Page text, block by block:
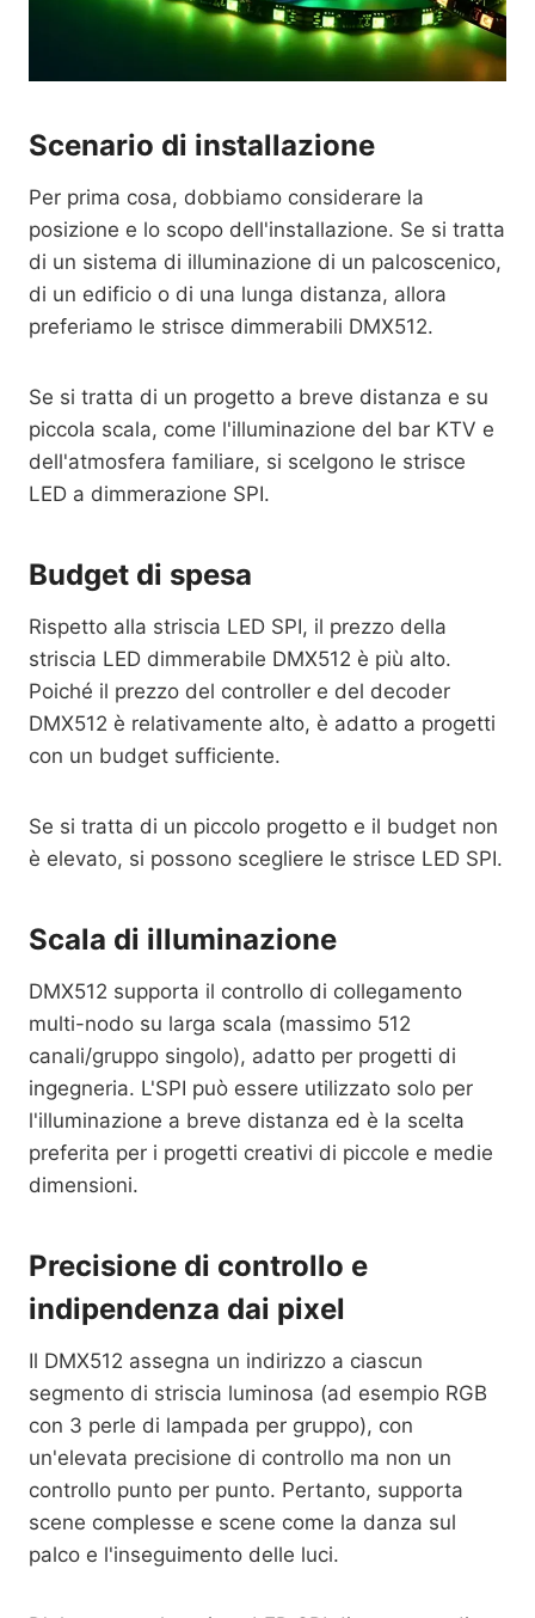
Scenario di installazione
Per prima cosa, dobbiamo considerare la
posizione e lo scopo dell'installazione. Se si tratta
di un sistema di illuminazione di un palcoscenico,
di un edificio o di una lunga distanza, allora
preferiamo le strisce dimmerabili DMX512.
Se si tratta di un progetto a breve distanza e su
piccola scala, come l'illuminazione del bar KTV e
dell'atmosfera familiare, si scelgono le strisce
LED a dimmerazione SPI.
Budget di spesa
Rispetto alla striscia LED SPI, il prezzo della
striscia LED dimmerabile DMX512 è più alto.
Poiché il prezzo del controller e del decoder
DMX512 è relativamente alto, è adatto a progetti
con un budget sufficiente.
Se si tratta di un piccolo progetto e il budget non
è elevato, si possono scegliere le strisce LED SPI.
Scala di illuminazione
DMX512 supporta il controllo di collegamento
multi-nodo su larga scala (massimo 512
canali/gruppo singolo), adatto per progetti di
ingegneria. L'SPI può essere utilizzato solo per
l'illuminazione a breve distanza ed è la scelta
preferita per i progetti creativi di piccole e medie
dimensioni.
Precisione di controllo e
indipendenza dai pixel
Il DMX512 assegna un indirizzo a ciascun
segmento di striscia luminosa (ad esempio RGB
con 3 perle di lampada per gruppo), con
un'elevata precisione di controllo ma non un
controllo punto per punto. Pertanto, supporta
scene complesse e scene come la danza sul
palco e l'inseguimento delle luci.